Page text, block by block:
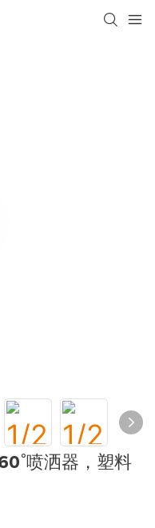
喷洒器，塑料